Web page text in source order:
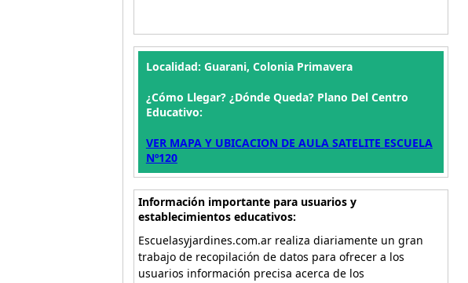
Localidad: Guarani, Colonia Primavera
¿Cómo Llegar? ¿Dónde Queda? Plano Del Centro
Educativo:
VER MAPA Y UBICACION DE AULA SATELITE ESCUELA
Nº120
Información importante para usuarios y
establecimientos educativos:
Escuelasyjardines.com.ar realiza diariamente un gran
trabajo de recopilación de datos para ofrecer a los
usuarios información precisa acerca de los